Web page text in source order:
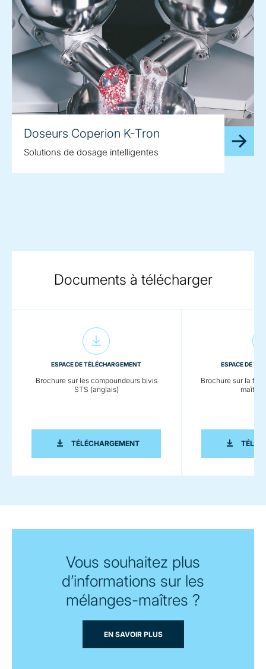
Doseurs Coperion K-Tron
Solutions de dosage intelligentes
Documents à télécharger
ESPACE DE TÉLÉCHARGEMENT
Brochure sur les compoundeurs bivis
STS (anglais)
TÉLÉCHARGEMENTBROCHURE SUR LES
ESPACE DE
Brochure sur la
maître
Vous souhaitez plus
d’informations sur les
mélanges-maîtres ?
EN SAVOIR PLUS